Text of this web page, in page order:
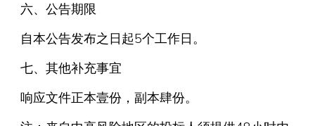
六、公告期限
自本公告发布之日起5个工作日。
七、其他补充事宜
响应文件正本壹份，副本肆份。